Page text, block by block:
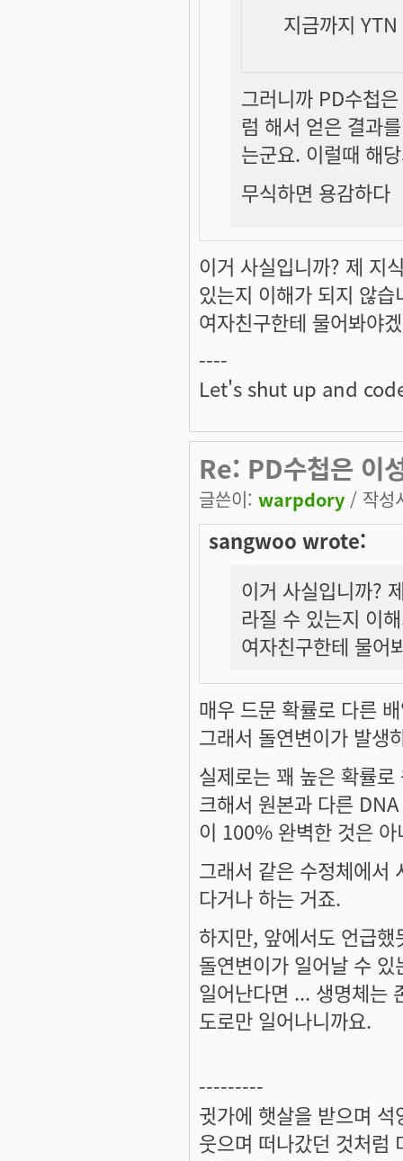
지금까지
그러니까 PD수첩
럼 해서 얻은 결과
는군요. 이럴때 해
무식하면 용감하다
이거 사실입니까? 제 지
있는지 이해가 되지 않습
여자친구한테 물어봐야
----
Let's shut up and
Re: PD수첩은 이
글쓴이: warpdory / 작성
sangwoo wrote:
이거 사실입니까?
라질 수 있는지 이
여자친구한테 물어
매우 드문 확률로 다른
그래서 돌연변이가 발생
실제로는 꽤 높은 확률
크해서 원본과 다른
이 100% 완벽한 것은
그래서 같은 수정체에서
다거나 하는 거죠.
하지만, 앞에서도 언급
돌연변이가 일어날 수
일어난다면 ... 생명체는
도로만 일어나니까요.
---------
귓가에 햇살을 받으며
웃으며 떠나갔던 것처럼